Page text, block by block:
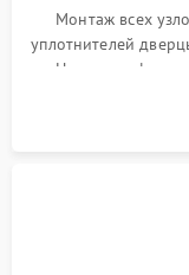
Монтаж всех
уплотнителей
Надежная
сборка